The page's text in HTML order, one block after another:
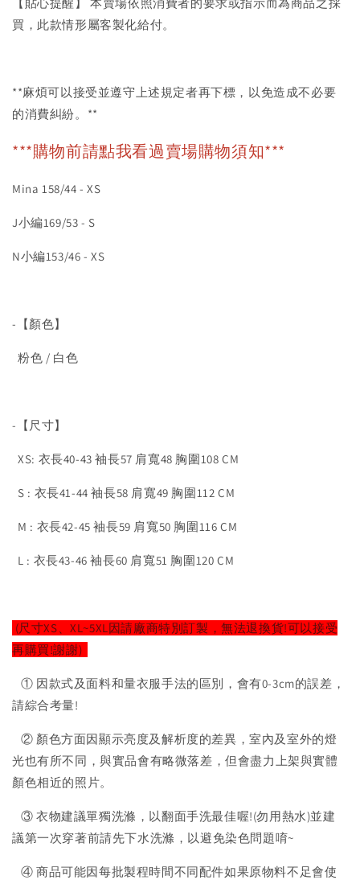
買，此款情形屬客製化給付。
**麻煩可以接受並遵守上述規定者再下標，以免造成不必要
的消費糾紛。**
***購物前請點我看過賣場購物須知***
Mina 158/44 - XS
J小編169/53 - S
N小編153/46 - XS
-【顏色】
粉色 / 白色
-【尺寸】
XS: 衣長40-43 袖長57 肩寬48 胸圍108 CM
S : 衣長41-44 袖長58 肩寬49 胸圍112 CM
M : 衣長42-45 袖長59 肩寬50 胸圍116 CM
L : 衣長43-46 袖長60 肩寬51 胸圍120 CM
(尺寸XS、XL~5XL因請廠商特別訂製，無法退換貨!可以接受
再購買!謝謝)
① 因款式及面料和量衣服手法的區別，會有0-3cm的誤差，
請綜合考量!
② 顏色方面因顯示亮度及解析度的差異，室內及室外的燈
光也有所不同，與實品會有略微落差，但會盡力上架與實體
顏色相近的照片。
③ 衣物建議單獨洗滌，以翻面手洗最佳喔!(勿用熱水)並建
議第一次穿著前請先下水洗滌，以避免染色問題唷~
④ 商品可能因每批製程時間不同配件如果原物料不足會使